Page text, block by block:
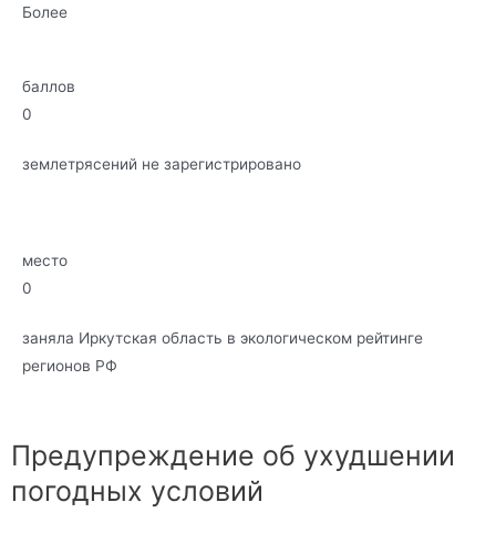
Более
баллов
0
землетрясений не зарегистрировано
место
0
заняла Иркутская область в экологическом рейтинге
регионов РФ
Предупреждение об ухудшении
погодных условий